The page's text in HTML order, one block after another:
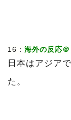
16： 海外の反応
日本はアジア
た。